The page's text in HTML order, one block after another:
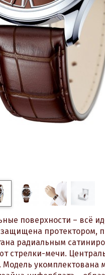
поверхности – всё
защищена
радиальным
стрелки-мечи.